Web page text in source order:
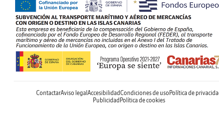
ContactarAviso legal AccesibilidadCondiciones de uso Política de
Publicidad Política de cookies